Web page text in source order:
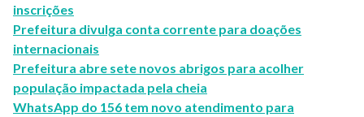
inscrições
Prefeitura divulga conta corrente para doações
internacionais
Prefeitura abre sete novos abrigos para acolher
população impactada pela cheia
WhatsApp do 156 tem novo atendimento para